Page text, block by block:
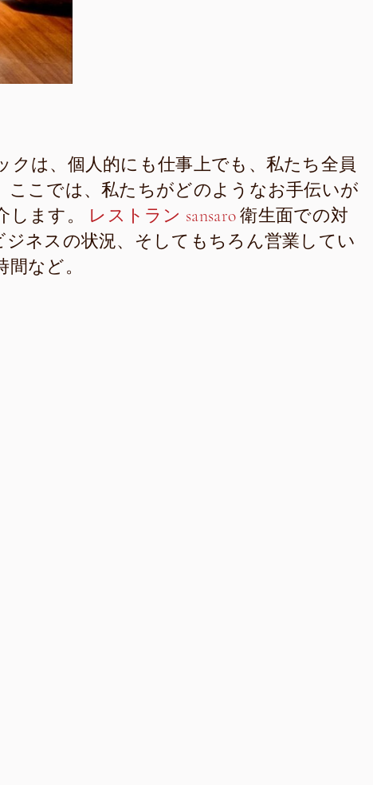
クは、個人的にも仕事上でも、私たち全員
ここでは、私たちがどのようなお手伝いが
します。
レストラン sansaro 衛生面での対
ジネスの状況、そしてもちろん営業してい
間など。